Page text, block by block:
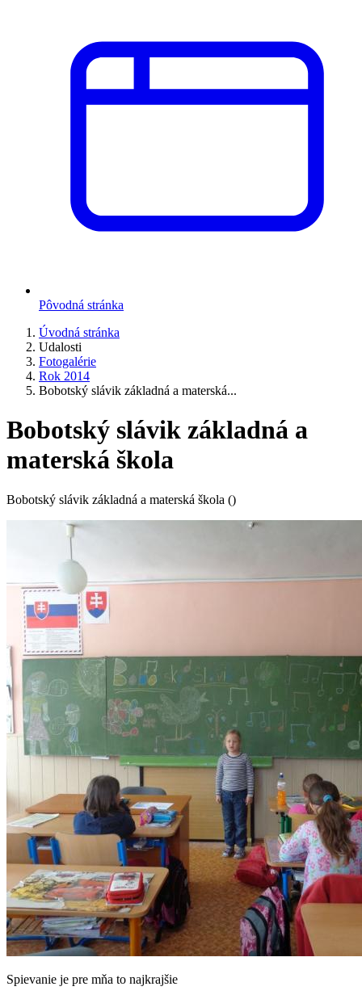
Pôvodná stránka
Úvodná stránka
Udalosti
Fotogalérie
Rok 2014
Bobotský slávik základná a materská...
Bobotský slávik základná a
materská škola
Bobotský slávik základná a materská škola ()
Spievanie je pre mňa to najkrajšie